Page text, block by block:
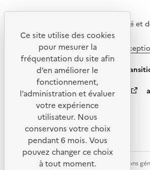
Ce site internet a été pensé et
objectif d’écoconception.
En savoir plus sur
ademe.fr
appelsprojetsrecherche.fr
data.gouv.fr
Plan du site Mentions légales
Conditions
Ce site utilise des cookies
pour mesurer la
fréquentation du site afin
d’en améliorer le
fonctionnement,
l’administration et évaluer
votre expérience
utilisateur. Nous
conservons votre choix
pendant 6 mois. Vous
pouvez changer ce choix
à tout moment.